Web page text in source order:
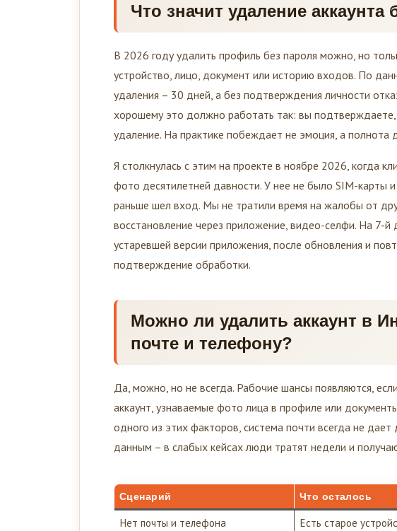
Что значит удаление аккаунта
В 2026 году удалить профиль без пароля можно, но
устройство, лицо, документ или историю входов. По
удаления – 30 дней, а без подтверждения личности
хорошему это должно работать так: вы
удаление. На практике побеждает не эмоция, а полнота
Я столкнулась с этим на проекте в ноябре 2026, когда
фото десятилетней давности. У нее не было SIM-карты
раньше шел вход. Мы не тратили время на жалобы от
восстановление через приложение, видео-селфи. На 7-й
устаревшей версии приложения, после обновления и
подтверждение обработки.
Можно ли удалить аккаунт в
почте и телефону?
Да, можно, но не всегда. Рабочие шансы появляются,
аккаунт, узнаваемые фото лица в профиле или
одного из этих факторов, система почти всегда не
данным – в слабых кейсах люди тратят недели и
Сценарий Что осталось
Нет почты и телефона Есть старое